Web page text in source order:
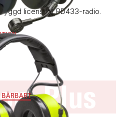
licensfri LPD433-radio.
Plus
BÄRBART